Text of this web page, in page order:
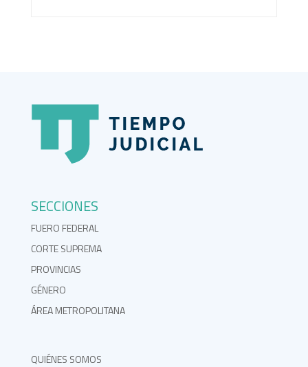
SECCIONES
FUERO FEDERAL
CORTE SUPREMA
PROVINCIAS
GÉNERO
ÁREA METROPOLITANA
QUIÉNES SOMOS